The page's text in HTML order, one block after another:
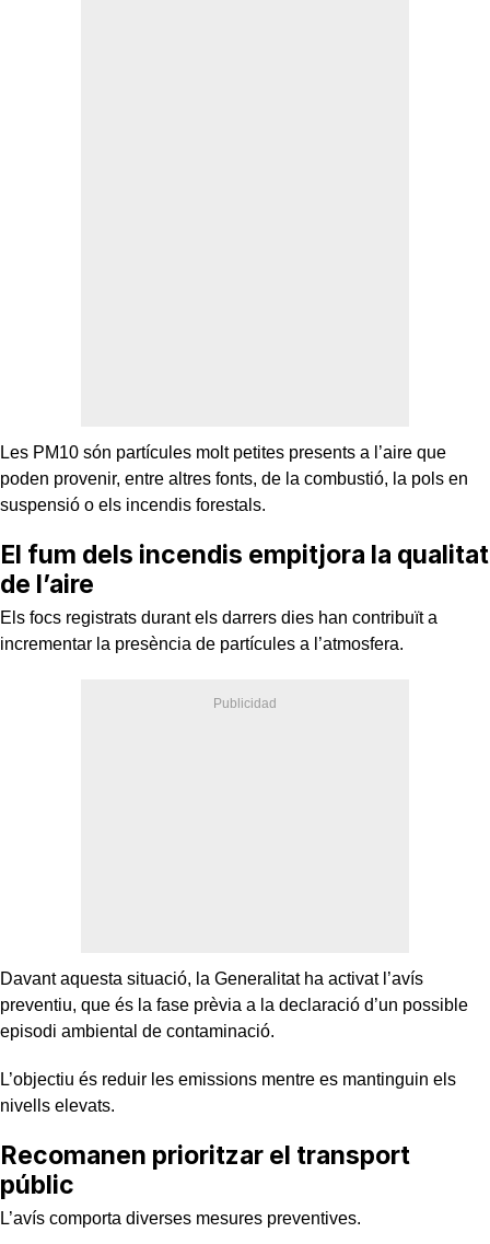
Les PM10 són partícules molt petites presents a l’aire que
poden provenir, entre altres fonts, de la combustió, la pols en
suspensió o els incendis forestals.
El fum dels incendis empitjora la qualitat
de l’aire
Els focs registrats durant els darrers dies han contribuït a
incrementar la presència de partícules a l’atmosfera.
Davant aquesta situació, la Generalitat ha activat l’avís
preventiu, que és la fase prèvia a la declaració d’un possible
episodi ambiental de contaminació.
L’objectiu és reduir les emissions mentre es mantinguin els
nivells elevats.
Recomanen prioritzar el transport
públic
L’avís comporta diverses mesures preventives.